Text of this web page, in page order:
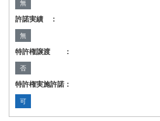
無
許諾実績 ：
無
特許権譲渡 ：
否
特許権実施許諾：
可